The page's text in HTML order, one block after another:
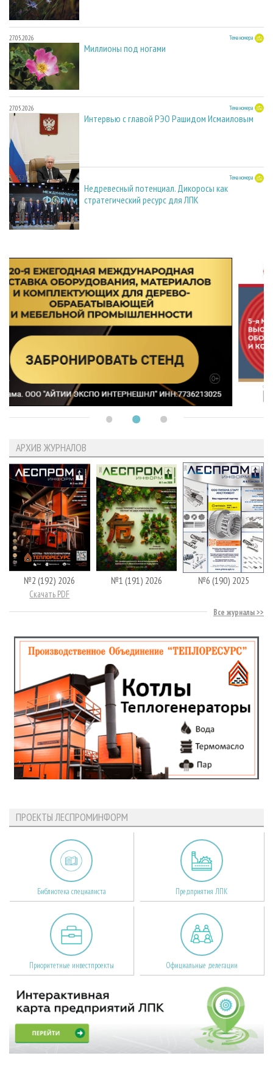
27.05.2026 Тема номера
Миллионы под ногами
27.05.2026 Тема номера
Интервью с главой РЭО Рашидом Исмаиловым
27.05.2026 Тема номера
Недревесный потенциал. Дикоросы как
стратегический ресурс для ЛПК
АРХИВ ЖУРНАЛОВ
№2 (192) 2026
Скачать PDF
№1 (191) 2026 №6 (190) 2025
Все журналы
ПРОЕКТЫ ЛЕСПРОМИНФОРМ
Библиотека специалиста Предприятия ЛПК
Приоритетные инвестпроекты Официальные делегации